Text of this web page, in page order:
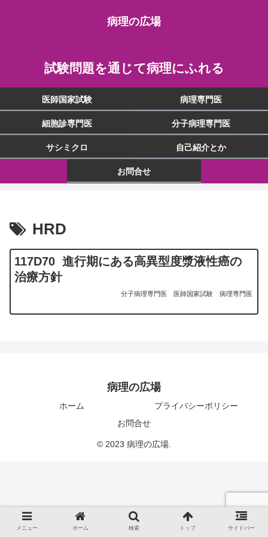
病理の広場
試験問題を通じて病理にふれる
医師国家試験 病理専門医
細胞診専門医 分子病理専門医
サシミクロ 自己紹介とか
お問合せ
HRD
117D70 進行期にある高異型度漿液性癌の
治療方針
分子病理専門医 医師国家試験 病理専門医
病理の広場
ホーム
プライバシーポリシー
お問合せ
© 2023 病理の広場.
メニュー ホーム 検索 トップ サイドバー